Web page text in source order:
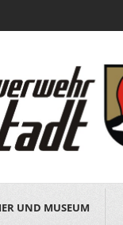
UND MUSEUM